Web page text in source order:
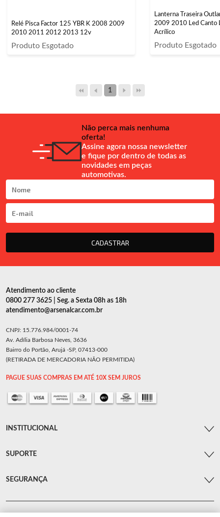
Relé Pisca Factor 125 YBR K 2008 2009
2010 2011 2012 2013 12v
Produto Esgotado
Lanterna Traseira
2009 2010 Led Canto
Acrílico
Produto Esgotado
1
Não perca mais nenhuma
oferta!
Assine agora nossa newsletter
e fique por dentro de todas as
novidades em peças
automotivas.
CADASTRAR
Atendimento ao cliente
0800 277 3625 | Seg. a Sexta 08h as 18h
atendimento@arsenalcar.com.br
CNPJ: 15.776.984/0001-74
Av. Adília Barbosa Neves, 3636
Bairro do Portão, Arujá -SP, 07413-000
(RETIRADA DE MERCADORIA NÃO PERMITIDA)
PAGUE SUAS COMPRAS EM ATÉ 10X SEM JUROS
INSTITUCIONAL
SUPORTE
SEGURANÇA